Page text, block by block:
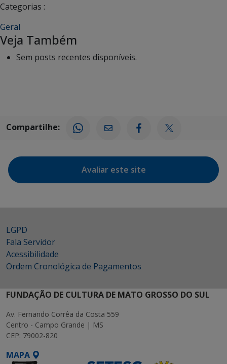
Categorias :
Geral
Veja Também
Sem posts recentes disponíveis.
Compartilhe:
Avaliar este site
LGPD
Fala Servidor
Acessibilidade
Ordem Cronológica de Pagamentos
FUNDAÇÃO DE CULTURA DE MATO GROSSO DO SUL
Av. Fernando Corrêa da Costa 559
Centro - Campo Grande | MS
CEP: 79002-820
MAPA